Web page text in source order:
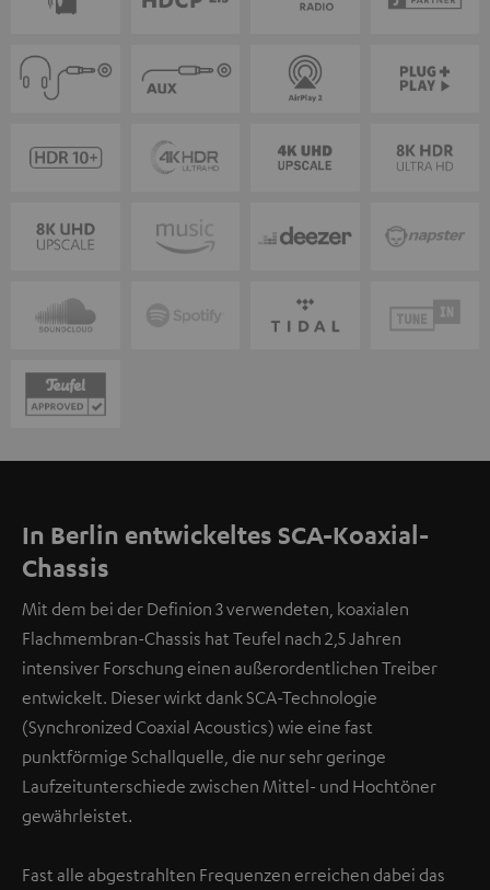
In Berlin entwickeltes SCA-Koaxial-
Chassis
Mit dem bei der Definion 3 verwendeten, koaxialen
Flachmembran-Chassis hat Teufel nach 2,5 Jahren
intensiver Forschung einen außerordentlichen Treiber
entwickelt. Dieser wirkt dank SCA-Technologie
(Synchronized Coaxial Acoustics) wie eine fast
punktförmige Schallquelle, die nur sehr geringe
Laufzeitunterschiede zwischen Mittel- und Hochtöner
gewährleistet.
Fast alle abgestrahlten Frequenzen erreichen dabei das